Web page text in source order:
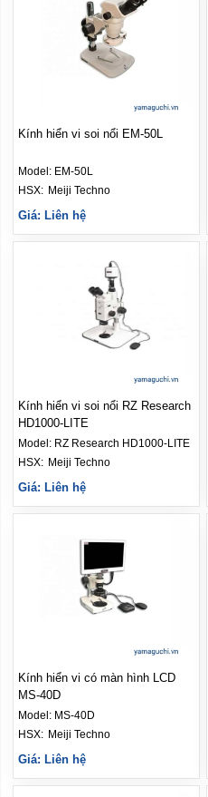
Kính hiển vi soi nổi EM-50L
Model: EM-50L
Meiji Techno
Giá: Liên hệ
Kính hiển vi soi nổi RZ Research
HD1000-LITE
Model: RZ Research HD1000-LITE
Meiji Techno
Giá: Liên hệ
Kính hiển vi có màn hình LCD
MS-40D
Model: MS-40D
Meiji Techno
Giá: Liên hệ